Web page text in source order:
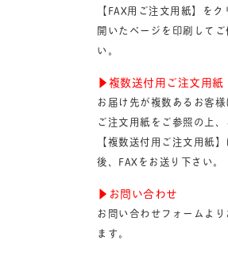
【FAX用ご注文用紙】をク
開いたページを印刷してご
い。
▶︎複数送付用ご注文用紙
お届け先が複数あるお客
ご注文用紙をご参照の上
【複数送付用ご注文用紙
後、FAXをお送り下さい。
▶︎お問い合わせ
お問い合わせフォームより
ます。